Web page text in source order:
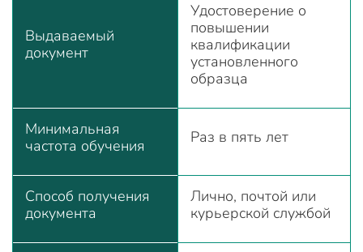
Выдаваемый
документ
Удостоверение о
повышении
квалификации
установленного
образца
Минимальная
частота обучения
Раз в пять лет
Способ получения
документа
Лично, почтой или
курьерской службой